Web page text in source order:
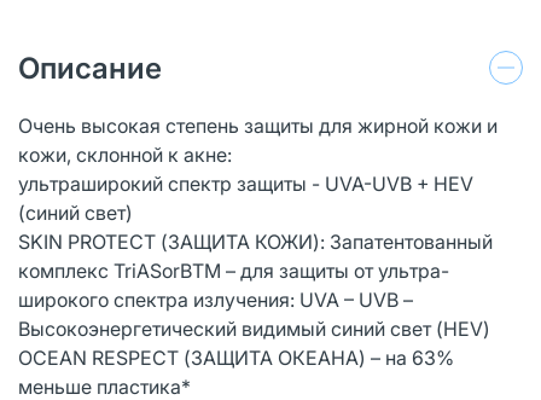
Описание
Очень высокая степень защиты для жирной кожи и
кожи, склонной к акне:
ультраширокий спектр защиты - UVA-UVB + HEV
(синий свет)
SKIN PROTECT (ЗАЩИТА КОЖИ): Запатентованный
комплекс TriASorBТМ – для защиты от ультра-
широкого спектра излучения: UVA – UVB –
Высокоэнергетический видимый синий свет (HEV)
OCEAN RESPECT (ЗАЩИТА ОКЕАНА) – на 63%
меньше пластика*